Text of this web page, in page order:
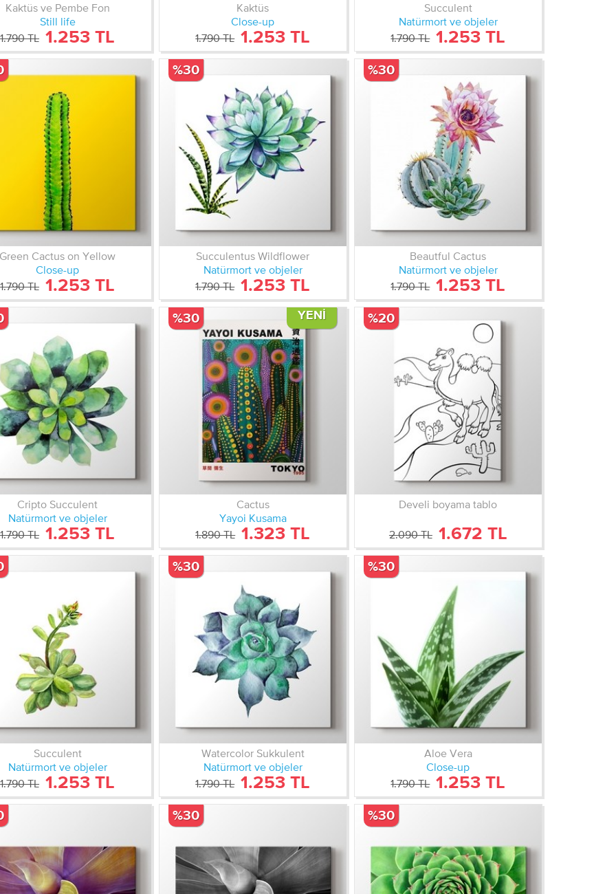
Kaktüs ve Pembe Fon
Still life
1.790 TL 1.253 TL
Kaktüs
Close-up
1.790 TL 1.253 TL
Succulent
Natürmort ve objeler
1.790 TL 1.253 TL
Green Cactus on Yellow
Close-up
1.790 TL 1.253 TL
Succulentus Wildflower
Natürmort ve objeler
1.790 TL 1.253 TL
%30
Beautful Cactus
Natürmort ve objeler
1.790 TL 1.253 TL
%30
Cripto Succulent
Natürmort ve objeler
1.790 TL 1.253 TL
YENI
Cactus
Yayoi Kusama
1.890 TL 1.323 TL
%30
Develi boyama tablo
2.090 TL 1.672 TL
%20
Succulent
Natürmort ve objeler
1.790 TL 1.253 TL
Watercolor Sukkulent
Natürmort ve objeler
1.790 TL 1.253 TL
%30
Aloe Vera
Close-up
1.790 TL 1.253 TL
%30
%30 %30